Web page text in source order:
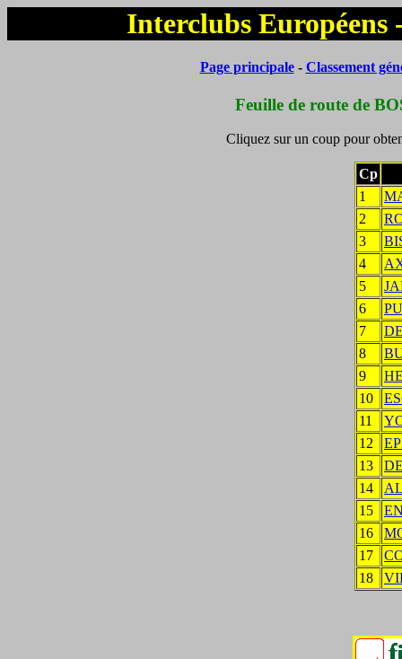
Interclubs
Page principale- Classement
Feuille de route de
Cliquez sur un coup pour
Cp
1
2
3
4
5
6
7
8
9
10
11
12
13
14
15
16
17
18